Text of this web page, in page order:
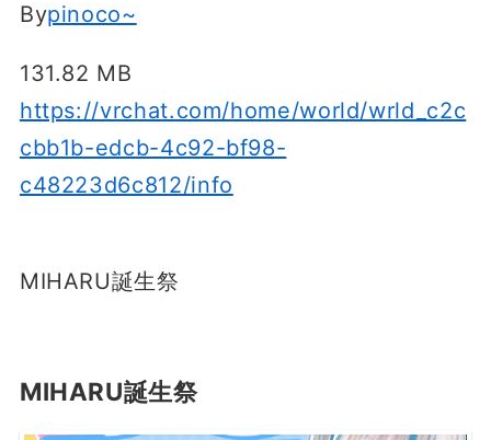
Bypinoco~
131.82 MB
https://vrchat.com/home/world/wrld_c2c
cbb1b-edcb-4c92-bf98-
c48223d6c812/info
MIHARU誕生祭
MIHARU誕生祭